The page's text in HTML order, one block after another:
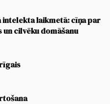
intelekta laikmetā: cīņa par
cilvēku domāšanu